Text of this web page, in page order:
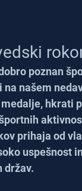
poznan
našem
hkrati
prihaja od
uspešnost
držav.